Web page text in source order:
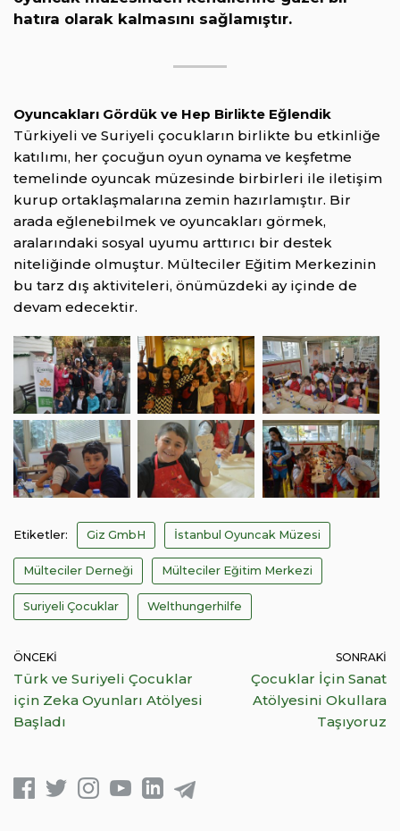
hatıra olarak kalmasını sağlamıştır.
Oyuncakları Gördük ve Hep Birlikte Eğlendik
Türkiyeli ve Suriyeli çocukların birlikte bu etkinliğe
katılımı, her çocuğun oyun oynama ve keşfetme
temelinde oyuncak müzesinde birbirleri ile iletişim
kurup ortaklaşmalarına zemin hazırlamıştır. Bir
arada eğlenebilmek ve oyuncakları görmek,
aralarındaki sosyal uyumu arttırıcı bir destek
niteliğinde olmuştur. Mülteciler Eğitim Merkezinin
bu tarz dış aktiviteleri, önümüzdeki ay içinde de
devam edecektir.
Etiketler: Giz GmbH İstanbul Oyuncak Müzesi
Mülteciler Derneği Mülteciler Eğitim Merkezi
Suriyeli Çocuklar Welthungerhilfe
ÖNCEKI
Türk ve Suriyeli Çocuklar
için Zeka Oyunları Atölyesi
Başladı
SONRAKI
Çocuklar İçin Sanat
Atölyesini Okullara
Taşıyoruz